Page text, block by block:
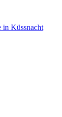
in Küssnacht